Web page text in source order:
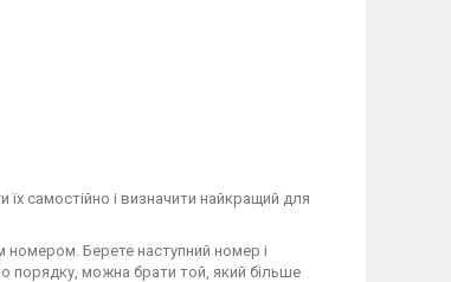
самостійно і визначити найкращий для
Берете наступний номер і
порядку, можна брати той, який більше